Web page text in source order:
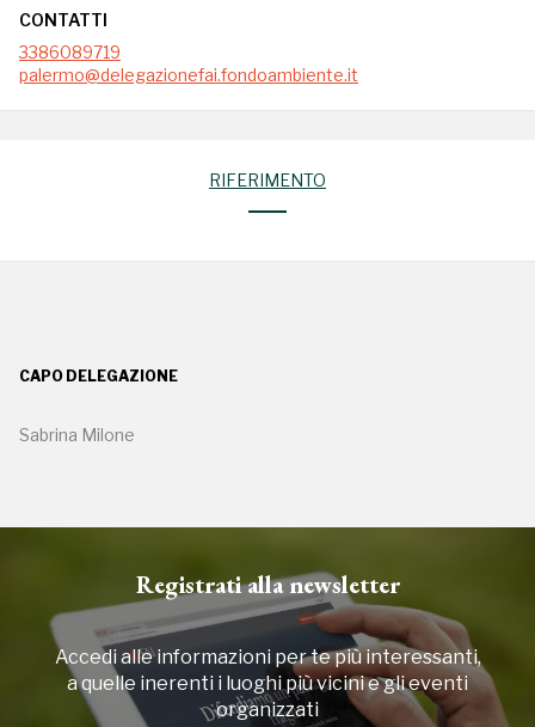
CONTATTI
3386089719
palermo@delegazionefai.fondoambiente.it
RIFERIMENTO
CAPO DELEGAZIONE
Sabrina Milone
Registrati alla newsletter
Accedi alle informazioni per te più interessanti,
a quelle inerenti i luoghi più vicini e gli eventi
organizzati